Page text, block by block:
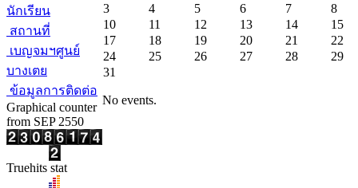
นักเรียน
สถานที่
เบญจมฯศูนย์
บางเตย
ข้อมูลการติดต่อ
Graphical counter
from SEP 2550
Truehits stat
3
4 5 6 7
8
10
11 12 13 14
15
17
18 19 20 21
22
24
25 26 27 28
29
31
No events.